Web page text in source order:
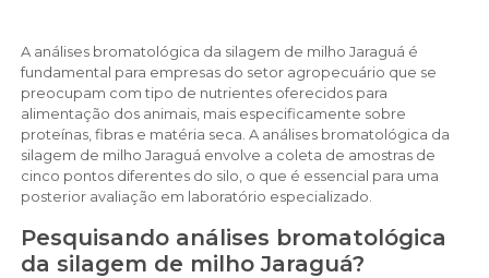
A análises bromatológica da silagem de milho Jaraguá é
fundamental para empresas do setor agropecuário que se
preocupam com tipo de nutrientes oferecidos para
alimentação dos animais, mais especificamente sobre
proteínas, fibras e matéria seca. A análises bromatológica da
silagem de milho Jaraguá envolve a coleta de amostras de
cinco pontos diferentes do silo, o que é essencial para uma
posterior avaliação em laboratório especializado.
Pesquisando análises bromatológica
da silagem de milho Jaraguá?